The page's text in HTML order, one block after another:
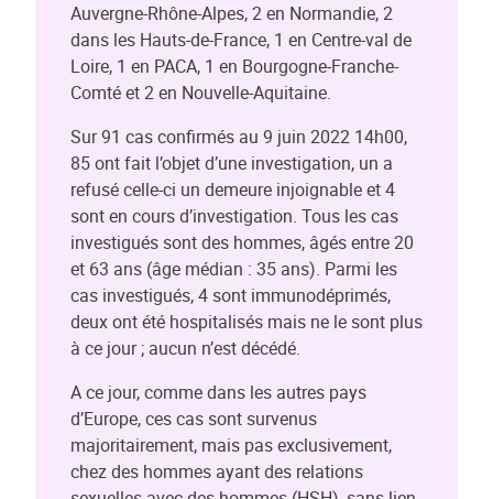
Auvergne-Rhône-Alpes, 2 en Normandie, 2
dans les Hauts-de-France, 1 en Centre-val de
Loire, 1 en PACA, 1 en Bourgogne-Franche-
Comté et 2 en Nouvelle-Aquitaine.
Sur 91 cas confirmés au 9 juin 2022 14h00,
85 ont fait l’objet d’une investigation, un a
refusé celle-ci un demeure injoignable et 4
sont en cours d’investigation. Tous les cas
investigués sont des hommes, âgés entre 20
et 63 ans (âge médian : 35 ans). Parmi les
cas investigués, 4 sont immunodéprimés,
deux ont été hospitalisés mais ne le sont plus
à ce jour ; aucun n’est décédé.
A ce jour, comme dans les autres pays
d’Europe, ces cas sont survenus
majoritairement, mais pas exclusivement,
chez des hommes ayant des relations